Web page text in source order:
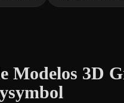
Modelos 3D